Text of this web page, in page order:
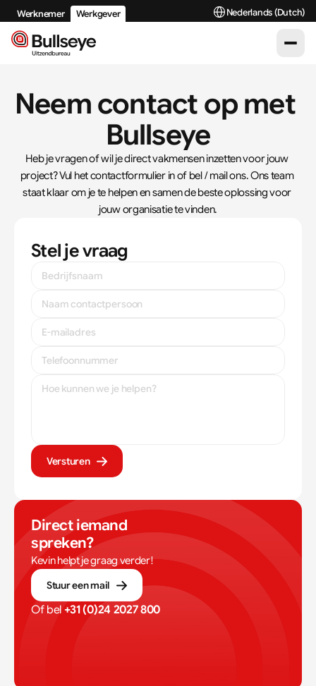
Neem contact op met
Bullseye
Heb je vragen of wil je direct vakmensen inzetten voor jouw
project? Vul het contactformulier in of bel / mail ons. Ons team
staat klaar om je te helpen en samen de beste oplossing voor
jouw organisatie te vinden.
Stel je vraag
Versturen
Direct iemand
spreken?
Kevin helpt je graag verder!
Stuur een mail
Of bel +31 (0)24 2027 800
Werknemer Werkgever Select Language
Nederlands (Dutch)